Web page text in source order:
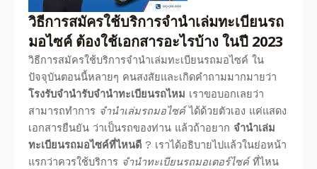
วิธีการสมัครใช้บริการจํานําเล่มทะเบียนรถ
มอไซค์ ต้องใช้เอกสารอะไรบ้าง ในปี 2023
วิธีการสมัครใช้บริการจํานําเล่มทะเบียนรถมอไซค์ ใน
ปัจจุบันตอนนี้หลายๆ คนสงสัยและเกิดคำถามมากมายว่า
โรงรับจำนำรับจำนำทะเบียนรถไหม เราขอบอกเลยว่า
สามารถทำการ จำนำเล่มรถมอไซค์ได้ด้วยตัวเอง แค่แสดง
เอกสารยืนยัน ว่าเป็นรถของท่าน แล้วถ้าอยาก จำนำเล่ม
ทะเบียนรถมอไซค์ที่ไหนดี ? เราได้อธิบายไปแล้วในย่อหน้า
แรกว่าควรใช้บริการ จำนำทะเบียนรถมอเตอร์ไซค์ที่ไหน